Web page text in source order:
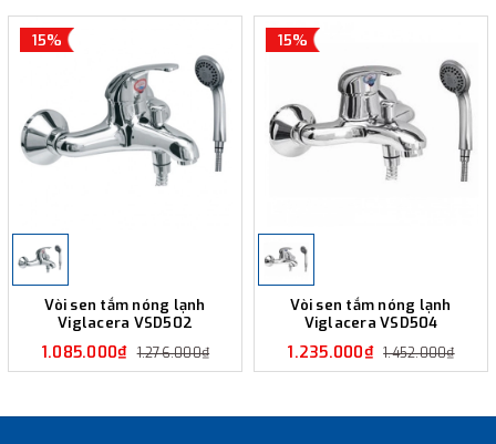
15%
Vòi sen tắm nóng lạnh
Viglacera VSD502
1.085.000₫ 1.276.000₫
15%
Vòi sen tắm nóng lạnh
Viglacera VSD504
1.235.000₫ 1.452.000₫